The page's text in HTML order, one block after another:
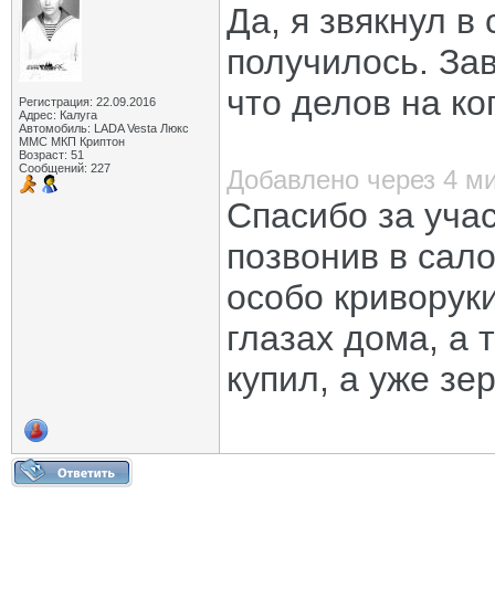
Регистрация: 22.09.2016
Адрес: Калуга
Автомобиль: LADA Vesta Люкс
ММС МКП Криптон
Возраст: 51
Сообщений: 227
Да, я звякнул в
получилось.
что делов на
Добавлено через 4
Спасибо за
позвонив в
особо
глазах дома, а
купил, а уже